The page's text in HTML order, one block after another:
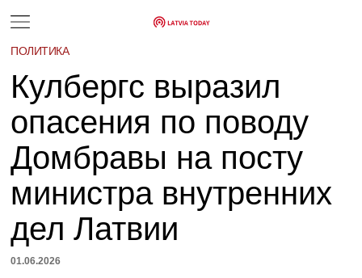
ПОЛИТИКА
Кулбергс выразил
опасения по поводу
Домбравы на посту
министра внутренних
дел Латвии
01.06.2026